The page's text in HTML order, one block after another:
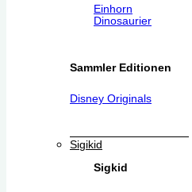
Einhorn
Dinosaurier
Sammler Editionen
Disney Originals
Sigikid
Sigkid